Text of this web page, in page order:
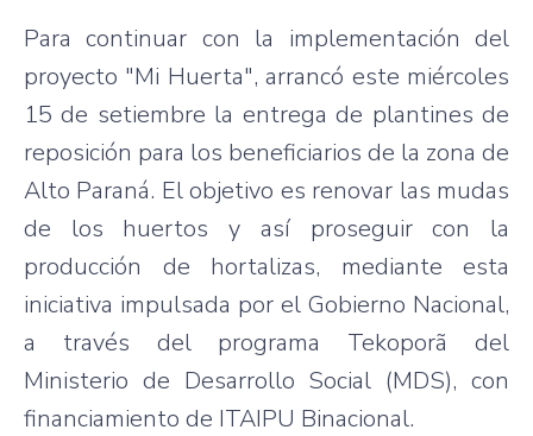
Para continuar con la implementación del
proyecto "Mi Huerta", arrancó este miércoles
15 de setiembre la entrega de plantines de
reposición para los beneficiarios de la zona de
Alto Paraná. El objetivo es renovar las mudas
de los huertos y así proseguir con la
producción de hortalizas, mediante esta
iniciativa impulsada por el Gobierno Nacional,
a través del programa Tekoporã del
Ministerio de Desarrollo Social (MDS), con
financiamiento de ITAIPU Binacional.